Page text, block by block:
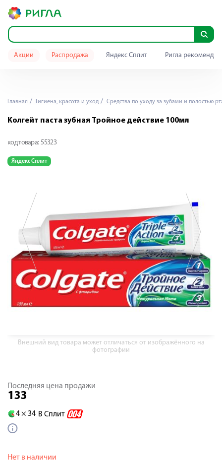
Акции Распродажа Яндекс Сплит Ригла
Главная Гигиена, красота и уход Средства по уходу за зубами и полостью
Колгейт паста зубная Тройное действие 100мл
код товара: 55323
Яндекс Сплит
Внешний вид товара может отличаться от изображённого на
фотографии
Последняя цена продажи
133
4 × 34 В Сплит
Нет в наличии